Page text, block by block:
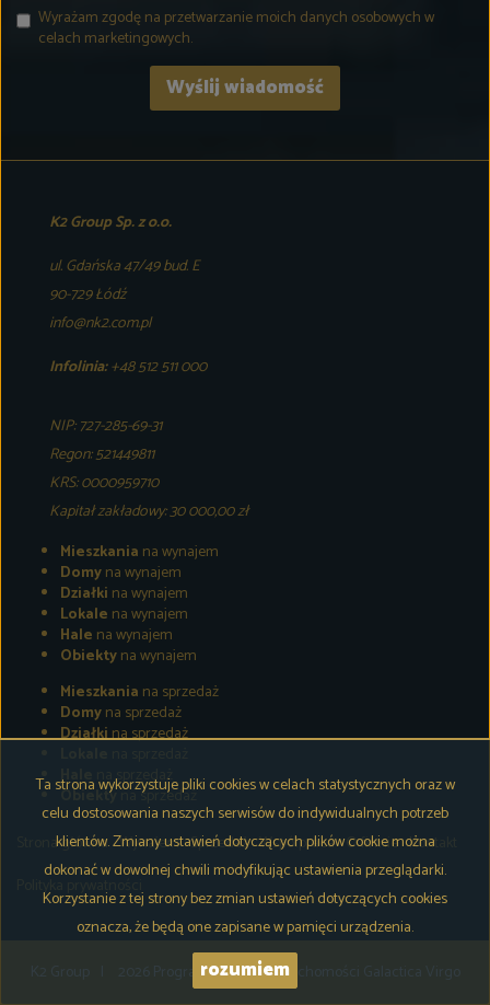
Wyrażam zgodę na przetwarzanie moich danych osobowych w
celach marketingowych.
K2 Group Sp. z o.o.
ul. Gdańska 47/49 bud. E
90-729 Łódź
info@nk2.com.pl
Infolinia:+48 512 511 000
NIP: 727-285-69-31
Regon: 521449811
KRS: 0000959710
Kapitał zakładowy: 30 000,00 zł
Mieszkania na wynajem
Domyna wynajem
Działki na wynajem
Lokale na wynajem
Hale na wynajem
Obiektyna wynajem
Mieszkania na sprzedaż
Domyna sprzedaż
Działkina sprzedaż
Hale na sprzedaż
Obiektyna sprzedaż
Strona główna Wynajem Sprzedaż Współpraca O firmie Kontakt
Polityka prywatności
Program dla biur nieruchomości
Ta strona wykorzystuje pliki cookies w celach statystycznych oraz w
celu dostosowania naszych serwisów do indywidualnych potrzeb
klientów. Zmiany ustawień dotyczących plików cookie można
dokonać w dowolnej chwili modyfikując ustawienia przeglądarki.
Korzystanie z tej strony bez zmian ustawień dotyczących cookies
oznacza, że będą one zapisane w pamięci urządzenia.
rozumiem